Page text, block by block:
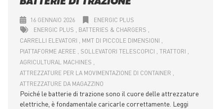
BATTERIE DI TRAZIONE
16 GENNAIO 2026
ENERGIC PLUS
ENERGIC PLUS
BATTERIES & CHARGERS
CARRELLI ELEVATORI
MMT DI PICCOLE DIMENSIONI
PIATTAFORME AEREE
SOLLEVATORI TELESCOPICI
TRATTORI
AGRICULTURAL MACHINES
ATTREZZATURE PER LA MOVIMENTAZIONE DI CONTAINER
ATTREZZATURE DA MAGAZZINO
Poiché le batterie di trazione sono il cuore delle attrezzature
elettriche, è fondamentale caricarle correttamente. Leggi